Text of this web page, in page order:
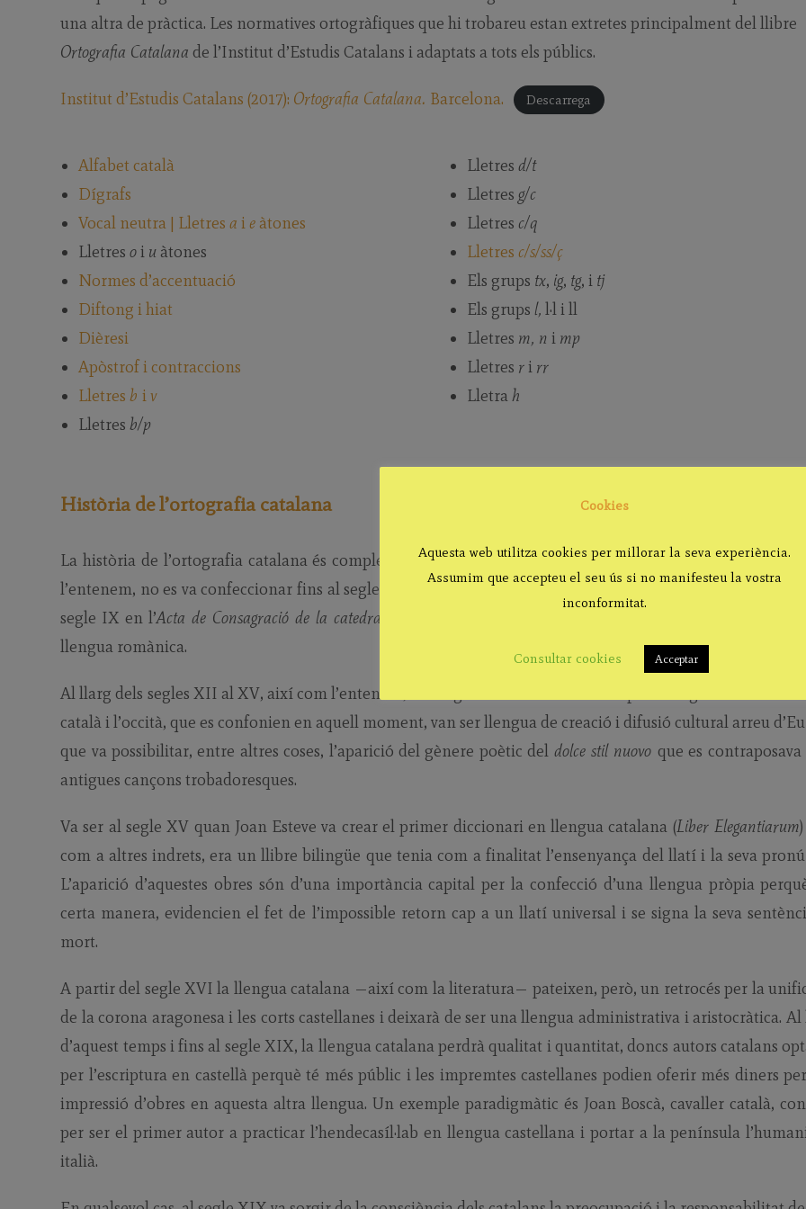
una altra de pràctica. Les normatives ortogràfiques que hi trobareu estan extretes principalment del llibre
Ortografia Catalana de l’Institut d’Estudis Catalans i adaptats a tots els públics.
Institut d’Estudis Catalans (2017): Ortografia Catalana. Barcelona. Descarrega
Alfabet català
Dígrafs
Vocal neutra | Lletresa ie àtones
Lletresoi u àtones
Normes d’accentuació
Diftong i hiat
Dièresi
Apòstrof i contraccions
Lletresbiv
Lletresb/p
Lletresd/t
Lletres g/c
Lletres c/q
Lletresc/s/ss/ç
Els grups tx, ig, tg, i tj
Els grups l, l·l i ll
Lletres m, n i mp
Lletres ri rr
Lletrah
Història de l’ortografia catalana
La història de l’ortografia catalana és complexa i difícil de resseguir, ja que el primer diccionari, tal
l’entenem, no es va confeccionar fins al segle XIX. Les primeres mostres d’un protocatalàpodríem trobar-
segle IX en l’Acta de Consagració de la catedral d’Urgell
, on veiem per primera vegada una clara evolució
llengua romànica.
Al llarg dels segles XII al XV, així com l’entenien, la llengua catalana arriba a un punt d’algidesa i
català i l’occità, que es confonien en aquell moment, van ser llengua de creació i difusió cultural arreu
que va possibilitar, entre altres coses, l’aparició del gènere poètic del dolce stil nuovo que es contraposava
antigues cançons trobadoresques.
Va ser al segle XV quan Joan Esteve va crear el primer diccionari en llengua catalana (Liber Elegantiarum
com a altres indrets, era un llibre bilingüe que tenia com a finalitat l’ensenyança del llatí i la seva
L’aparició d’aquestes obres són d’una importància capital per la confecció d’una llengua pròpia
certa manera, evidencien el fet de l’impossible retorn cap a un llatí universal i se signa la seva
mort.
A partir del segle XVI la llengua catalana —així com la literatura— pateixen, però, un retrocés per la
de la corona aragonesa i les corts castellanes i deixarà de ser una llengua administrativa i aristocràtica.
d’aquest temps i fins al segle XIX, la llengua catalana perdrà qualitat i quantitat, doncs autors catalans
per l’escriptura en castellà perquè té més públic i les impremtes castellanes podien oferir més diners
impressió d’obres en aquesta altra llengua. Un exemple paradigmàtic és Joan Boscà, cavaller català,
per ser el primer autor a practicar l’hendecasíl·lab en llengua castellana i portar a la península
italià.
Cookies
Aquesta web utilitza cookies per millorar la seva experiència.
Assumim que accepteu el seu ús si no manifesteu la vostra
inconformitat.
Consultar cookies Acceptar